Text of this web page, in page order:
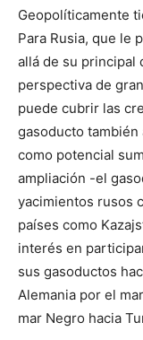
Geopolíticamente
Para Rusia, que le
allá de su principal
perspectiva de
puede cubrir las
gasoducto también
como potencial
ampliación -el
yacimientos rusos
países como
interés en
sus gasoductos
Alemania por el
mar Negro hacia